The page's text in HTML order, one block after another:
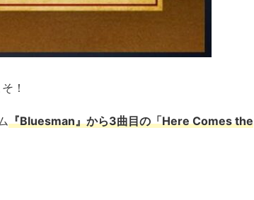
！
『Bluesman』から3曲目の「Here Comes the